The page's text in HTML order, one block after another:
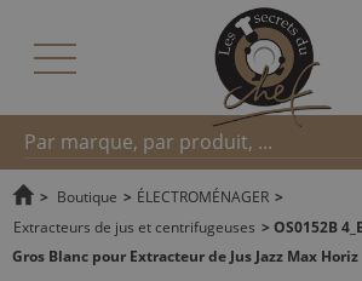
Recherche
> Boutique > ÉLECTROMÉNAGER >
Extracteurs de jus et centrifugeuses > OS0152B
Gros Blanc pour Extracteur de Jus Jazz Max Horiz